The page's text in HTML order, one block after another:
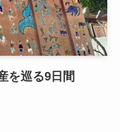
を巡る9日間